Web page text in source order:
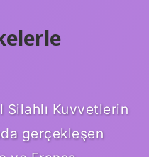
Silahlı Kuvvetlerin
gerçekleşen